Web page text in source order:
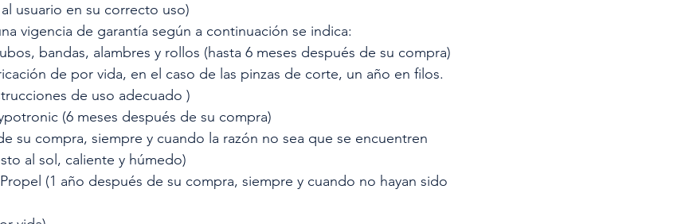
usuario en su correcto uso)
vigencia de garantía según a continuación se indica:
bandas, alambres y rollos (hasta 6 meses después de su compra)
de por vida, en el caso de las pinzas de corte, un año en filos.
de uso adecuado )
(6 meses después de su compra)
su compra, siempre y cuando la razón no sea que se encuentren
al sol, caliente y húmedo)
(1 año después de su compra, siempre y cuando no hayan sido